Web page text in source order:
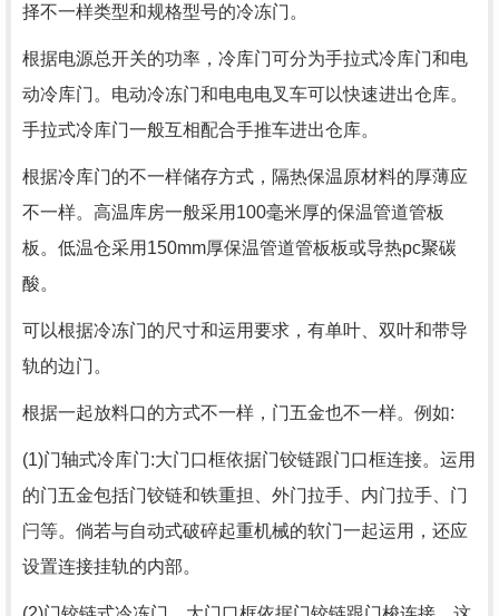
择不一样类型和规格型号的冷冻门。
根据电源总开关的功率，冷库门可分为手拉式冷库门和电
动冷库门。电动冷冻门和电电电叉车可以快速进出仓库。
手拉式冷库门一般互相配合手推车进出仓库。
根据冷库门的不一样储存方式，隔热保温原材料的厚薄应
不一样。高温库房一般采用100毫米厚的保温管道管板
板。低温仓采用150mm厚保温管道管板板或导热pc聚碳
酸。
可以根据冷冻门的尺寸和运用要求，有单叶、双叶和带导
轨的边门。
根据一起放料口的方式不一样，门五金也不一样。例如:
(1)门轴式冷库门:大门口框依据门铰链跟门口框连接。运用
的门五金包括门铰链和铁重担、外门拉手、内门拉手、门
闩等。倘若与自动式破碎起重机械的软门一起运用，还应
设置连接挂轨的内部。